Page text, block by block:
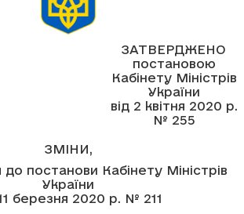
ЗАТВЕРДЖЕНО
постановою
Кабінету Міністрів
України
від 2 квітня 2020 р.
№ 255
ЗМІНИ,
постанови Кабінету Міністрів
України
березня 2020 р. № 211